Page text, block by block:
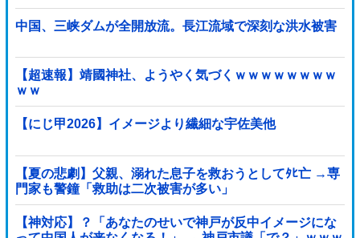
中国、三峡ダムが全開放流。長江流域で深刻な洪水被害
【超速報】靖國神社、ようやく気づくｗｗｗｗｗｗｗｗ
ｗｗ
【にじ甲2026】イメージより繊細な宇佐美他
【夏の悲劇】父親、溺れた息子を救おうとしてﾀﾋ亡 →専
門家も警鐘「救助は二次被害が多い」
【神対応】？「あなたのせいで神戸が反中イメージにな